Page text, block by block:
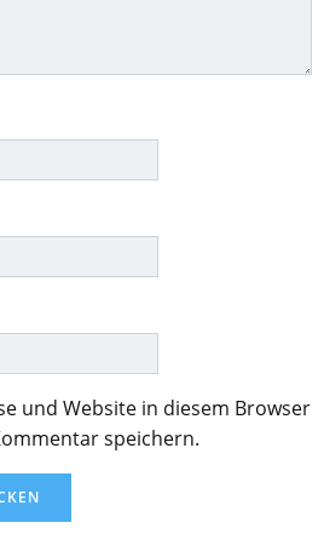
und Website in diesem Browser
speichern.